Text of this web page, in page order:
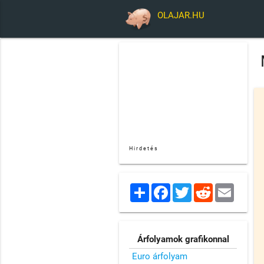
OLAJAR.HU
Hirdetés
Share Facebook
TwitterReddit
Árfolyamok grafikonnal
Euro árfolyam